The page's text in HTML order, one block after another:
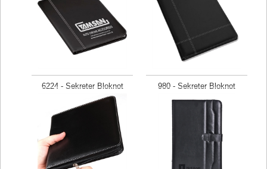
6224 - Sekreter Bloknot
Fiyat isteyiniz
980 - Sekreter Bloknot
Fiyat isteyiniz